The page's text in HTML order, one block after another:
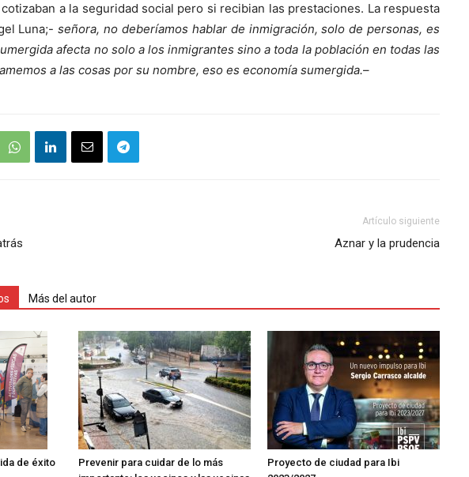
a la seguridad social pero si recibian las prestaciones. La respuesta
Luna;-señora, no deberíamos hablar de inmigración, solo de personas, es
afecta no solo a los inmigrantes sino a toda la población en todas las
a las cosas por su nombre, eso es economía sumergida.–
Artículo siguiente
Aznar y la prudencia
Más del autor
de éxito
Prevenir para cuidar de lo más
Proyecto de ciudad para Ibi